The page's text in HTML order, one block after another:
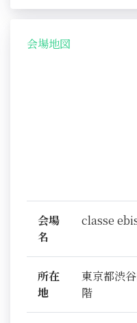
会場地図
会場
名
classe
所在
地
東京都渋
階